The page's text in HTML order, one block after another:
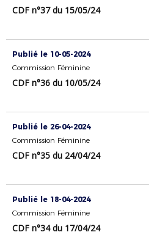
CDF n°37 du 15/05/24
Publié le 10-05-2024
Commission Féminine
CDF n°36 du 10/05/24
Publié le 26-04-2024
Commission Féminine
CDF n°35 du 24/04/24
Publié le 18-04-2024
Commission Féminine
CDF n°34 du 17/04/24